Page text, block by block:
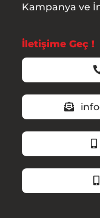
Kampanya ve
İletişime Geç !